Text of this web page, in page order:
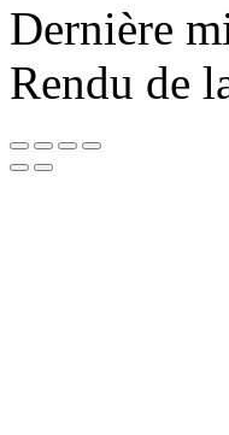
Dernière
Rendu de